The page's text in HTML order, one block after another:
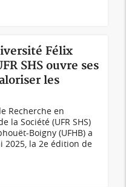
Félix
SHS ouvre ses
les
Recherche en
la Société (UFR SHS)
Boigny (UFHB) a
2025, la 2e édition de